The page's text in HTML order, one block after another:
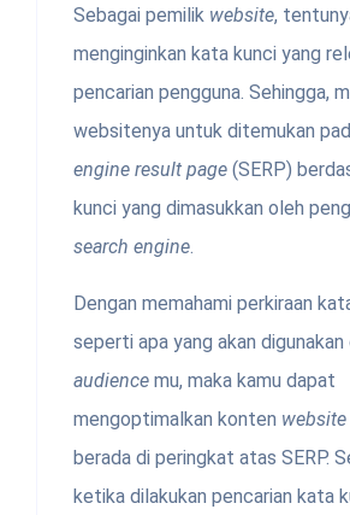
Sebagai pemilik website,
menginginkan kata kunci yang
pencarian pengguna. Sehingga,
websitenya untuk ditemukan
engine result page (SERP)
kunci yang dimasukkan oleh
search engine.
Dengan memahami perkiraan
seperti apa yang akan digunakan
audience mu, maka kamu dapat
mengoptimalkan konten website
berada di peringkat atas SERP.
ketika dilakukan pencarian kata